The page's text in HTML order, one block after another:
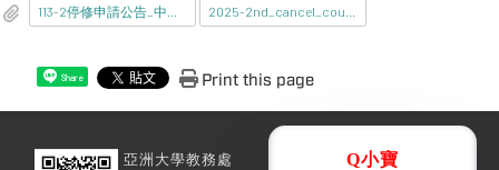
Share Print this page
亞洲大學教務處
Q小寶